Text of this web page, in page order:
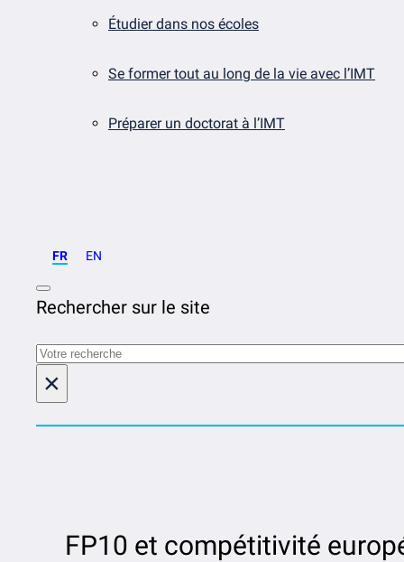
Étudier dans nos écoles
Se former tout au long de la vie avec l’IMT
Préparer un doctorat à l’IMT
FR EN
Rechercher sur le site
Rechercher
×
FP10 et compétitivité